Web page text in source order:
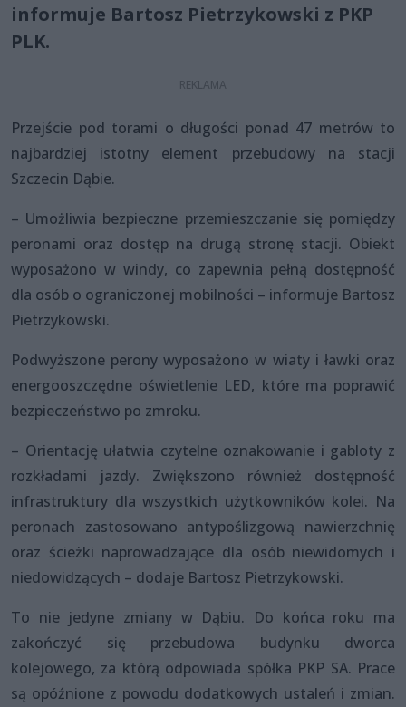
informuje Bartosz Pietrzykowski z PKP
PLK.
Przejście pod torami o długości ponad 47 metrów to
najbardziej istotny element przebudowy na stacji
Szczecin Dąbie.
– Umożliwia bezpieczne przemieszczanie się pomiędzy
peronami oraz dostęp na drugą stronę stacji. Obiekt
wyposażono w windy, co zapewnia pełną dostępność
dla osób o ograniczonej mobilności – informuje Bartosz
Pietrzykowski.
Podwyższone perony wyposażono w wiaty i ławki oraz
energooszczędne oświetlenie LED, które ma poprawić
bezpieczeństwo po zmroku.
– Orientację ułatwia czytelne oznakowanie i gabloty z
rozkładami jazdy. Zwiększono również dostępność
infrastruktury dla wszystkich użytkowników kolei. Na
peronach zastosowano antypoślizgową nawierzchnię
oraz ścieżki naprowadzające dla osób niewidomych i
niedowidzących – dodaje Bartosz Pietrzykowski.
To nie jedyne zmiany w Dąbiu. Do końca roku ma
zakończyć się przebudowa budynku dworca
kolejowego, za którą odpowiada spółka PKP SA. Prace
są opóźnione z powodu dodatkowych ustaleń i zmian.